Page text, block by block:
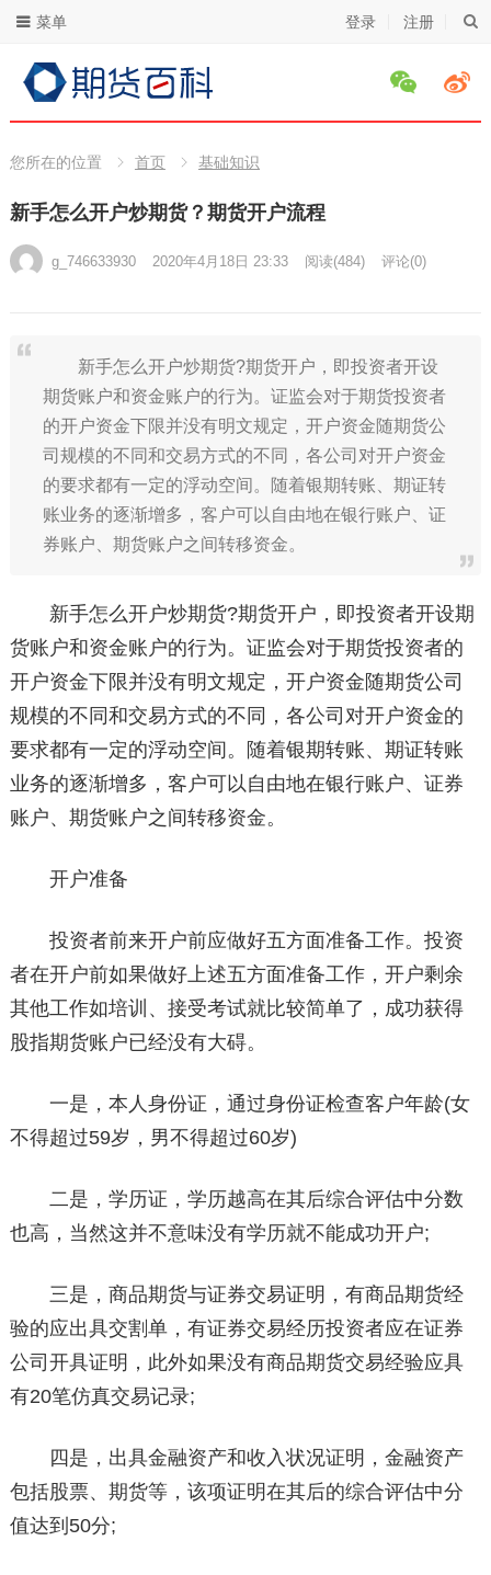
登录 注册
菜单
您所在的位置 首页 基础知识
新手怎么开户炒期货？期货开户流程
g_746633930 2020年4月18日 23:33 阅读(484) 评论(0)
新手怎么开户炒期货?期货开户，即投资者开设
期货账户和资金账户的行为。证监会对于期货投资者
的开户资金下限并没有明文规定，开户资金随期货公
司规模的不同和交易方式的不同，各公司对开户资金
的要求都有一定的浮动空间。随着银期转账、期证转
账业务的逐渐增多，客户可以自由地在银行账户、证
券账户、期货账户之间转移资金。
新手怎么开户炒期货?期货开户，即投资者开设期
货账户和资金账户的行为。证监会对于期货投资者的
开户资金下限并没有明文规定，开户资金随期货公司
规模的不同和交易方式的不同，各公司对开户资金的
要求都有一定的浮动空间。随着银期转账、期证转账
业务的逐渐增多，客户可以自由地在银行账户、证券
账户、期货账户之间转移资金。
开户准备
投资者前来开户前应做好五方面准备工作。投资
者在开户前如果做好上述五方面准备工作，开户剩余
其他工作如培训、接受考试就比较简单了，成功获得
股指期货账户已经没有大碍。
一是，本人身份证，通过身份证检查客户年龄(女
不得超过59岁，男不得超过60岁)
二是，学历证，学历越高在其后综合评估中分数
也高，当然这并不意味没有学历就不能成功开户;
三是，商品期货与证券交易证明，有商品期货经
验的应出具交割单，有证券交易经历投资者应在证券
公司开具证明，此外如果没有商品期货交易经验应具
有20笔仿真交易记录;
四是，出具金融资产和收入状况证明，金融资产
包括股票、期货等，该项证明在其后的综合评估中分
值达到50分;